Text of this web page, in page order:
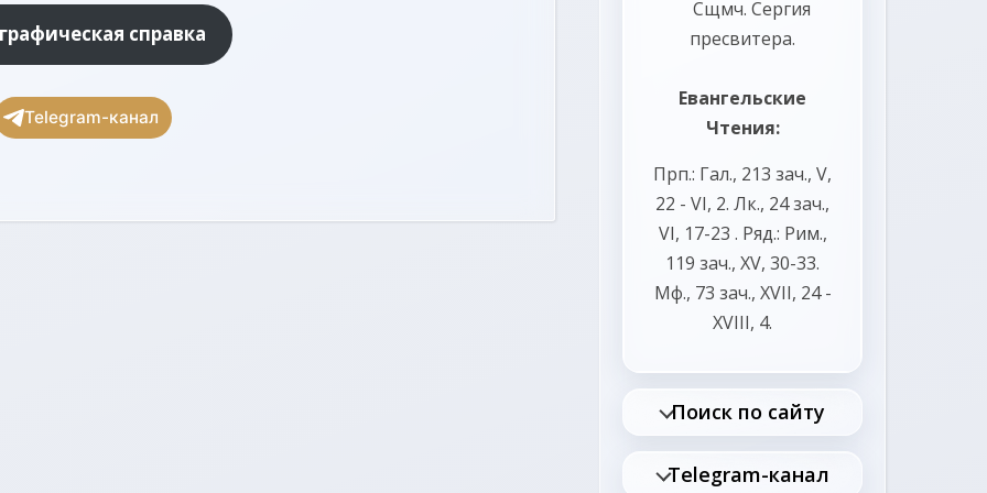
справка
Telegram-канал
Сщмч. Сергия
пресвитера.
Евангельские
Чтения:
Прп.: Гал., 213 зач., V,
22 - VI, 2. Лк., 24 зач.,
VI, 17-23 . Ряд.: Рим.,
119 зач., XV, 30-33.
Мф., 73 зач., XVII, 24 -
XVIII, 4.
Поиск по сайту
Telegram-канал